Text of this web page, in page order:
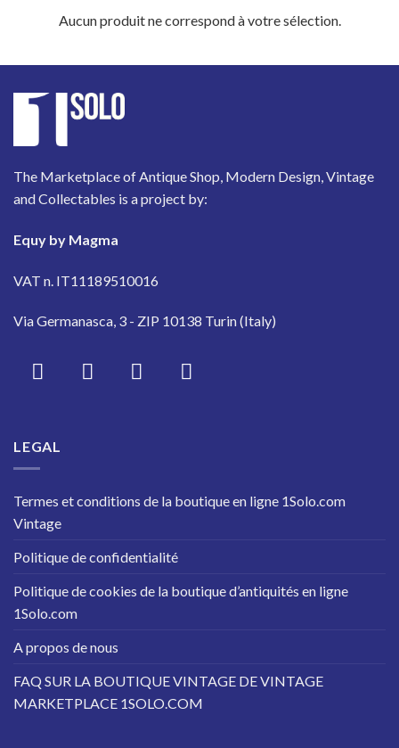
Aucun produit ne correspond à votre sélection.
The Marketplace of Antique Shop, Modern Design, Vintage
and Collectables is a project by:
Equy by Magma
VAT n. IT11189510016
Via Germanasca, 3 - ZIP 10138 Turin (Italy)
LEGAL
Termes et conditions de la boutique en ligne 1Solo.com
Vintage
Politique de confidentialité
Politique de cookies de la boutique d’antiquités en ligne
1Solo.com
A propos de nous
FAQ SUR LA BOUTIQUE VINTAGE DE VINTAGE
MARKETPLACE 1SOLO.COM